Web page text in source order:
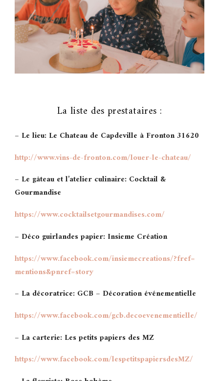
La liste des prestataires :
– Le lieu: Le Chateau de Capdeville à Fronton 31620
http://www.vins-de-fronton.com/louer-le-chateau/
– Le gâteau et l’atelier culinaire: Cocktail &
Gourmandise
https://www.cocktailsetgourmandises.com/
– Déco guirlandes papier: Insieme Création
https://www.facebook.com/insiemecreations/?fref=
mentions&pnref=story
– La décoratrice: GCB – Décoration événementielle
https://www.facebook.com/gcb.decoevenementielle/
– La carterie: Les petits papiers des MZ
https://www.facebook.com/lespetitspapiersdesMZ/